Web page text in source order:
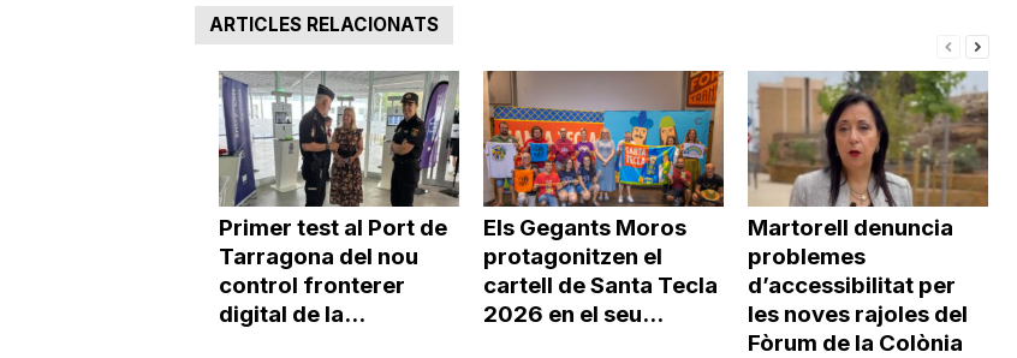
ARTICLES RELACIONATS
Primer test al Port de
Tarragona del nou
control fronterer
digital de la...
Els Gegants Moros
protagonitzen el
cartell de Santa Tecla
2026 en el seu...
Martorell denuncia
problemes
d’accessibilitat per
les noves rajoles del
Fòrum de la Colònia